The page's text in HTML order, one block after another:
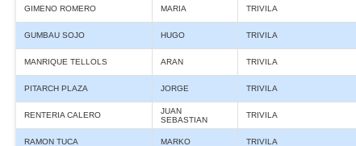
GIMENO ROMERO MARIA TRIVILA
GUMBAU SOJO HUGO TRIVILA
MANRIQUE TELLOLS ARAN TRIVILA
PITARCH PLAZA JORGE TRIVILA
RENTERIA CALERO
JUAN
SEBASTIAN
TRIVILA
RAMON TUCA MARKO TRIVILA